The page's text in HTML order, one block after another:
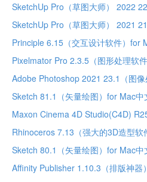
Principle 6.15（交互设计软件）for
Pixelmator Pro 2.3.5（图形处理软
Sketch 81.1（矢量绘图）for Mac中
Maxon Cinema 4D Studio(C4D)
Rhinoceros 7.13（强大的3D造型
Sketch 80.1（矢量绘图）for Mac中
Affinity Publisher 1.10.3（排版神器